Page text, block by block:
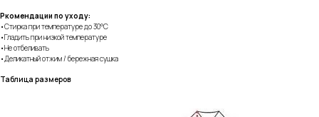
Ркомендации по уходу:
•Стирка при температуре до 30°C
•Гладить при низкой температуре
•Не отбеливать
•Деликатный отжим / бережная сушка
Таблица размеров